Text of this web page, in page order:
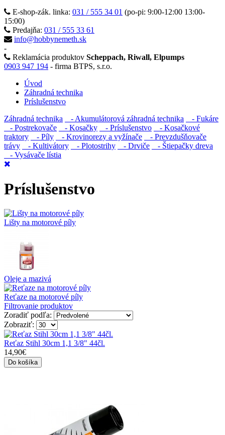
E-shop-zák. linka: 031 / 555 34 01 (po-pi: 9:00-12:00 13:00-
15:00)
Predajňa: 031 / 555 33 61
info@hobbynemeth.sk
-
Reklamácia produktov Scheppach, Riwall, Elpumps
0903 947 194 - firma BTPS, s.r.o.
Úvod
Záhradná technika
Príslušenstvo
Záhradná technika
- Akumulátorová záhradná technika
- Fukáre
- Postrekovače
- Kosačky - Príslušenstvo
- Kosačkové
traktory
- Píly - Krovinorezy a vyžínače
- Prevzdušňovače
trávy
- Kultivátory - Plotostrihy - Drviče
- Štiepačky dreva
- Vysávače lístia
Príslušenstvo
Lišty na motorové píly
Oleje a mazivá
Reťaze na motorové píly
Filtrovanie produktov
Zoradiť podľa:
Zobraziť:
Reťaz Stihl 30cm 1,1 3/8" 44čl.
14,90€
Do košíka